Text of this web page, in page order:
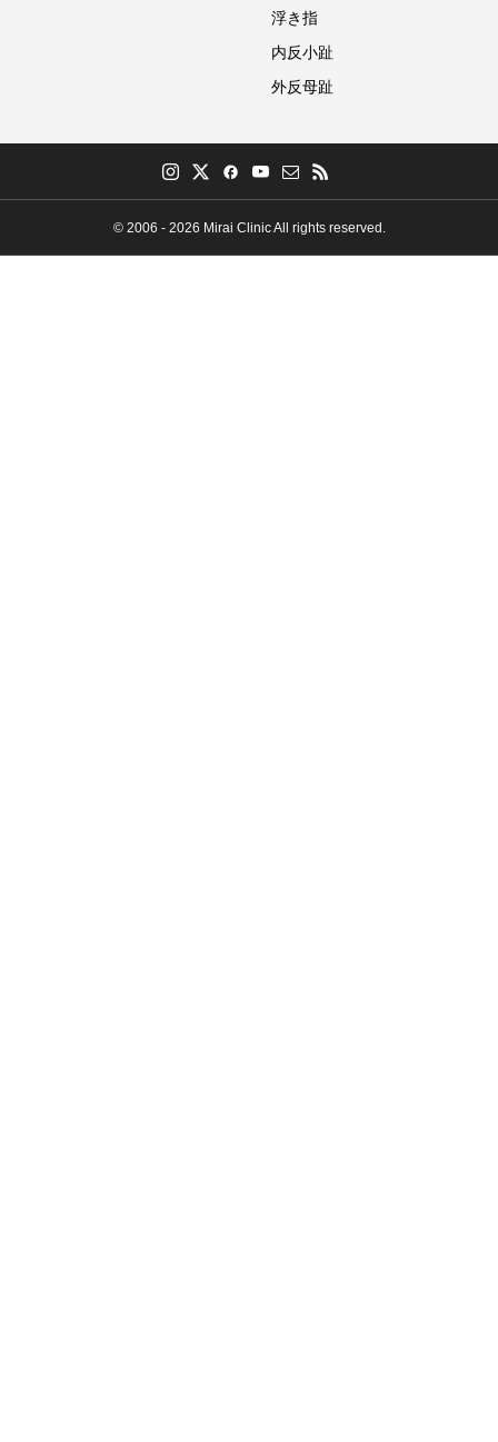
浮き指
内反小趾
外反母趾
© 2006 - 2026 Mirai Clinic All rights reserved.